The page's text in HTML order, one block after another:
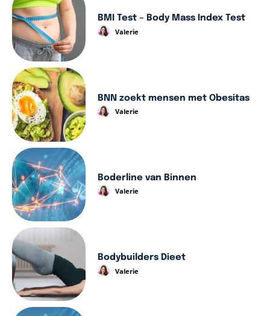
BMI Test – Body Mass Index Test
Valerie
BNN zoekt mensen met Obesitas
Valerie
Boderline van Binnen
Valerie
Bodybuilders Dieet
Valerie